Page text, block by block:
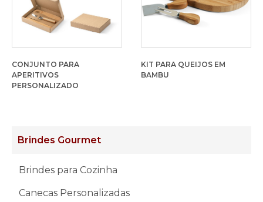
Brindes Gourmet
Brindes para Cozinha
Canecas Personalizadas
CONJUNTO PARA
APERITIVOS
PERSONALIZADO
KIT PARA QUEIJOS EM
BAMBU